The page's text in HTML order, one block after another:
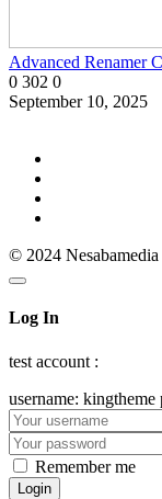
Advanced Renamer
0 302 0
September 10, 2025
© 2024
Log In
test account :
username: kingtheme
Remember me